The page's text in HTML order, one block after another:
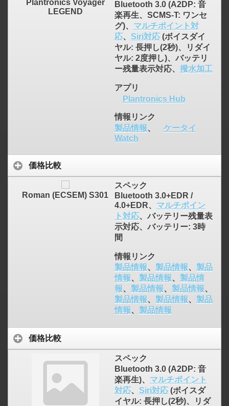
Plantronics Voyager
LEGEND
Bluetooth 3.0 (A2DP: 音
楽再生、SCMS-T: ワンセ
グ)、 マルチポイント対
応、 Siri対応(ボイスダイ
ヤル: 長押し(2秒)、リダイ
ヤル: 2度押し)、バッテリ
ー残量表示対応、 撥水加工
アプリ
Plantronics Hub
情報リンク
製品情報、
ケータイ
Watch
価格比較
Roman (ECSEM) S301
スペック
Bluetooth 3.0+EDR /
4.0+EDR、 マルチポイン
ト対応、バッテリー残量表
示対応、バッテリー: 3時
間
情報リンク
製品情報、 製品情報、 製品
情報、 製品情報、 製品情
報、 製品情報、 製品情報、
製品情報、 製品情報、 製品
情報、 製品情報
価格比較
スペック
Bluetooth 3.0 (A2DP: 音
楽再生)、 マルチポイント
対応、 Siri対応(ボイスダ
イヤル: 長押し(2秒)、リダ